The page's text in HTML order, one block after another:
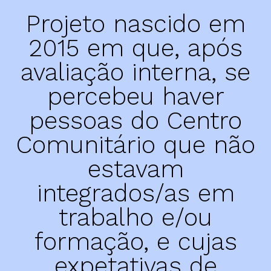
Planos e Relatórios Anuais
Fichas Técnicas
atividade
Últimas Notícias
Arquivo de Notícias
Campanhas a Decorrer
Clipping Imprensa
galeria
2020 >
Apoio ao Jovem
Familiarte
Peregrinação Poética
Poesia na Corda
Atividades de Verão
Semana da Juventude
Cultura Conjunta
Cultura para Todos
Festa de Natal Centro Comunitário
Cartas ao Pai Natal
oficinas
Oficina de Teatro
Oficina de Defesa Pessoal
Projeto nascido em
2015 em que, após
avaliação interna, se
percebeu haver
pessoas do Centro
Comunitário que não
estavam
integrados/as em
trabalho e/ou
formação, e cujas